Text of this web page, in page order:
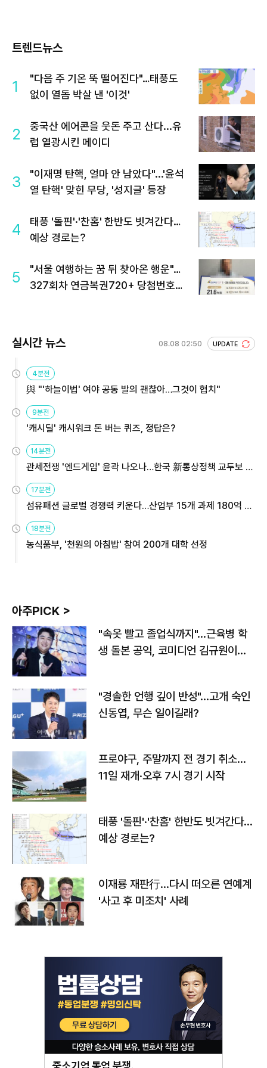
트렌드뉴스
1
"다음 주 기온 뚝 떨어진다"…태풍도
없이 열돔 박살 낸 '이것'
2
중국산 에어콘을 웃돈 주고 산다...유
럽 열광시킨 메이디
3
"이재명 탄핵, 얼마 안 남았다"...'윤석
열 탄핵' 맞힌 무당, '성지글' 등장
4
태풍 '돌핀'·'찬홈' 한반도 빗겨간다…
예상 경로는?
5
"서울 여행하는 꿈 뒤 찾아온 행운"…
327회차 연금복권720+ 당첨번호조
실시간 뉴스 08.08 02:50 UPDATE
4분전
與 "'하늘이법' 여야 공동 발의 괜찮아…그것이 협치"
9분전
'캐시딜' 캐시워크 돈 버는 퀴즈, 정답은?
14분전
관세전쟁 '엔드게임' 윤곽 나오나…한국 新통상정책 교두보 활
용해야
17분전
섬유패션 글로벌 경쟁력 키운다…산업부 15개 과제 180억 지
원
18분전
농식품부, '천원의 아침밥' 참여 200개 대학 선정
아주PICK >
"속옷 빨고 졸업식까지"…근육병 학
생 돌본 공익, 코미디언 김규원이었
"경솔한 언행 깊이 반성"…고개 숙인
신동엽, 무슨 일이길래?
프로야구, 주말까지 전 경기 취소…
11일 재개·오후 7시 경기 시작
태풍 '돌핀'·'찬홈' 한반도 빗겨간다…
예상 경로는?
이재룡 재판行…다시 떠오른 연예계
'사고 후 미조치' 사례